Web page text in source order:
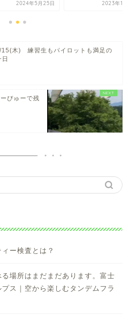
2024年5月25日 2023年11
15(木) 練習生もパイロットも満足の
びゅーで残
ー検査とは？
場所はまだまだあります。富士
ス｜空から楽しむタンデムフラ